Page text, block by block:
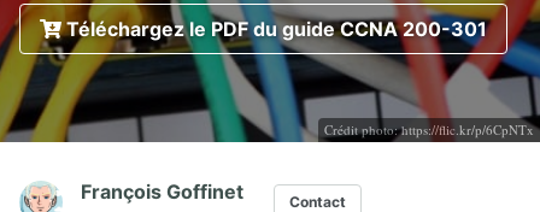
Téléchargez le PDF du guide CCNA 200-301
Crédit photo:https://flic.kr/p/6CpNTx
François Goffinet Contact